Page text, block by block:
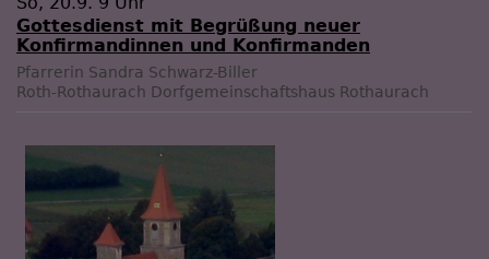
Gottesdienst mit Begrüßung neuer
Konfirmandinnen und Konfirmanden
Pfarrerin Sandra Schwarz-Biller
Roth-Rothaurach Dorfgemeinschaftshaus Rothaurach